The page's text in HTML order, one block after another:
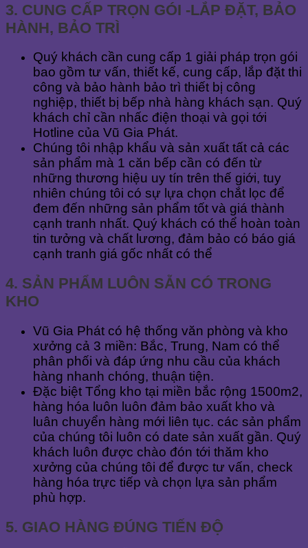
3. CUNG CẤP TRỌN GÓI -LẮP ĐẶT, BẢO
HÀNH, BẢO TRÌ
Quý khách cần cung cấp 1 giải pháp trọn gói
bao gồm tư vấn, thiết kế, cung cấp, lắp đặt thi
công và bảo hành bảo trì thiết bị công
nghiệp, thiết bị bếp nhà hàng khách sạn. Quý
khách chỉ cần nhấc điện thoại và gọi tới
Hotline của Vũ Gia Phát.
Chúng tôi nhập khẩu và sản xuất tất cả các
sản phẩm mà 1 căn bếp cần có đến từ
những thương hiệu uy tín trên thế giới, tuy
nhiên chúng tôi có sự lựa chọn chắt lọc để
đem đến những sản phẩm tốt và giá thành
cạnh tranh nhất. Quý khách có thể hoàn toàn
tin tưởng và chất lương, đảm bảo có báo giá
cạnh tranh giá gốc nhất có thể
4. SẢN PHẨM LUÔN SẴN CÓ TRONG
KHO
Vũ Gia Phát có hệ thống văn phòng và kho
xưởng cả 3 miền: Bắc, Trung, Nam có thể
phân phối và đáp ứng nhu cầu của khách
hàng nhanh chóng, thuận tiện.
Đặc biệt Tổng kho tại miền bắc rộng 1500m2,
hàng hóa luôn luôn đảm bảo xuất kho và
luân chuyển hàng mới liên tục. các sản phẩm
của chúng tôi luôn có date sản xuất gần. Quý
khách luôn được chào đón tới thăm kho
xưởng của chúng tôi để được tư vấn, check
hàng hóa trực tiếp và chọn lựa sản phẩm
phù hợp.
5. GIAO HÀNG ĐÚNG TIẾN ĐỘ